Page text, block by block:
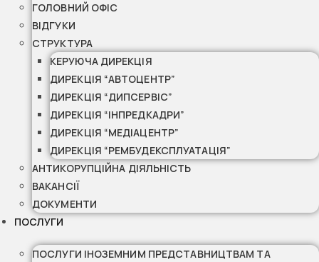
ГОЛОВНИЙ ОФІС
ВІДГУКИ
СТРУКТУРА
КЕРУЮЧА ДИРЕКЦІЯ
ДИРЕКЦІЯ “АВТОЦЕНТР”
ДИРЕКЦІЯ “ДИПСЕРВІС”
ДИРЕКЦІЯ “ІНПРЕДКАДРИ”
ДИРЕКЦІЯ “МЕДІАЦЕНТР”
ДИРЕКЦІЯ “РЕМБУДЕКСПЛУАТАЦІЯ”
АНТИКОРУПЦІЙНА ДІЯЛЬНІСТЬ
ВАКАНСІЇ
ДОКУМЕНТИ
ПОСЛУГИ
ПОСЛУГИ ІНОЗЕМНИМ ПРЕДСТАВНИЦТВАМ ТА